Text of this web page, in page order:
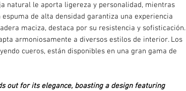
natural le aporta ligereza y personalidad, mientras
de alta densidad garantiza una experiencia
maciza, destaca por su resistencia y sofisticación.
armoniosamente a diversos estilos de interior. Los
cueros, están disponibles en una gran gama de
out for its elegance, boasting a design featuring